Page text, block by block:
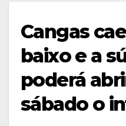
Cangas
baixo e a
poderá
sábado o